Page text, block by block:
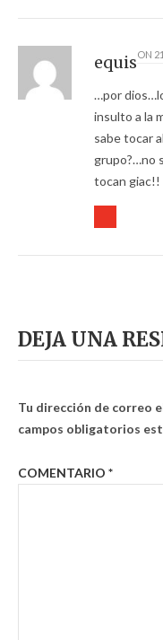
equisON
…por
insulto a la
sabe tocar
grupo?…no
tocan giac!!
DEJA UNA
Tu dirección de correo
campos obligatorios
COMENTARIO *